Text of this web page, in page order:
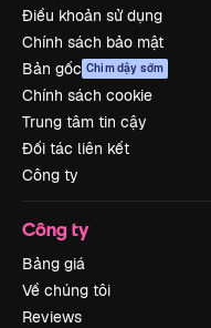
Điều khoản sử dụng
Chính sách bảo mật
Bản gốc Chim dậy sớm
Chính sách cookie
Trung tâm tin cậy
Đối tác liên kết
Công ty
Công ty
Bảng giá
Về chúng tôi
Reviews